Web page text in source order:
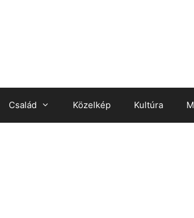
Család Közelkép Kultúra